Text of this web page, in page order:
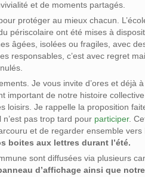
et de moments partagés.
protéger au mieux chacun.
périscolaire ont été mises à
âgées, isolées ou fragiles, avec
responsables, c’est avec regret
Je vous invite d’ores et déjà à
important de notre histoire
loisirs. Je rappelle la proposition
pas trop tard pour participer.
et de regarder ensemble vers
boites aux lettres durant l’été.
sont diffusées via plusieurs
d’affichage ainsi que notre